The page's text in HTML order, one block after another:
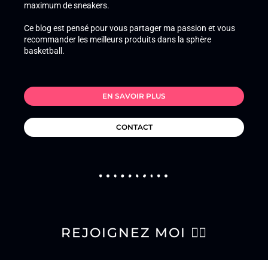
maximum de sneakers.
Ce blog est pensé pour vous partager ma passion et vous
recommander les meilleurs produits dans la sphère
basketball.
EN SAVOIR PLUS
CONTACT
REJOIGNEZ MOI 👇🏽